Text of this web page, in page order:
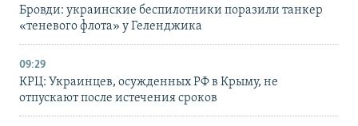
Бровди: украинские беспилотники поразили танкер
«теневого флота» у Геленджика
09:29
КРЦ: Украинцев, осужденных РФ в Крыму, не
отпускают после истечения сроков